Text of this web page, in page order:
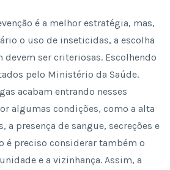
é a melhor estratégia, mas,
o uso de inseticidas, a escolha
devem ser criteriosas. Escolhendo
pelo Ministério da Saúde.
acabam entrando nesses
algumas condições, como a alta
a presença de sangue, secreções e
é preciso considerar também o
e a vizinhança. Assim, a